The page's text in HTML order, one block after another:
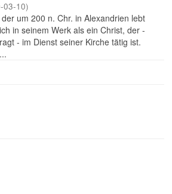
03-10)
um 200 n. Chr. in Alexandrien lebt
in seinem Werk als ein Christ, der -
- im Dienst seiner Kirche tätig ist.